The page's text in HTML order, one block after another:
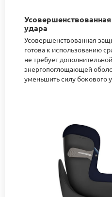
удара
Усовершенствованная
готова к использованию
не требует
энергопоглощающей
уменьшить силу бокового